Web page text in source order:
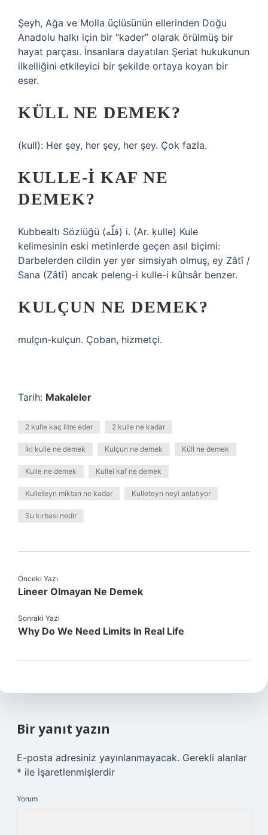
Şeyh, Ağa ve Molla üçlüsünün ellerinden Doğu
Anadolu halkı için bir “kader” olarak örülmüş bir
hayat parçası. İnsanlara dayatılan Şeriat hukukunun
ilkelliğini etkileyici bir şekilde ortaya koyan bir
eser.
KÜLL NE DEMEK?
(kull): Her şey, her şey, her şey. Çok fazla.
KULLE-I KAF NE
DEMEK?
Kubbealtı Sözlüğü (ﻗﻠّﻪ) i. (Ar. ḳulle) Kule
kelimesinin eski metinlerde geçen asıl biçimi:
Darbelerden cildin yer yer simsiyah olmuş, ey Zâtî /
Sana (Zâtî) ancak peleng-i kulle-i kûhsâr benzer.
KULÇUN NE DEMEK?
mulçın-kulçun. Çoban, hizmetçi.
Tarih: Makaleler
2 kulle kaç litre eder 2 kulle ne kadar
İki kulle ne demek Kulçun ne demek Küll ne demek
Kulle ne demek Kullei kaf ne demek
Kulleteyn miktarı ne kadar Kulleteyn neyi anlatıyor
Su kırbası nedir
Önceki Yazı
Lineer Olmayan Ne Demek
Sonraki Yazı
Why Do We Need Limits In Real Life
Bir yanıt yazın
E-posta adresiniz yayınlanmayacak. Gerekli alanlar
* ile işaretlenmişlerdir
Yorum